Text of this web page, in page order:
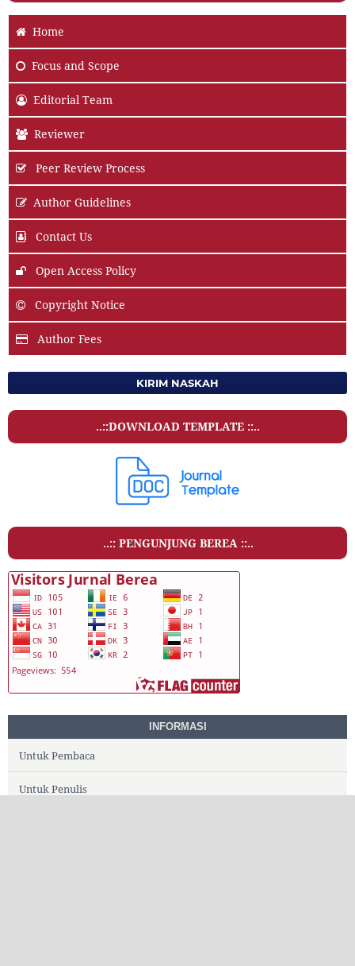
Home
Focus and Scope
Editorial Team
Reviewer
Peer Review Process
Author Guidelines
Contact Us
Open Access Policy
Copyright Notice
Author Fees
KIRIM NASKAH
..::DOWNLOAD TEMPLATE ::..
..:: PENGUNJUNG BEREA ::..
INFORMASI
Untuk Pembaca
Untuk Penulis